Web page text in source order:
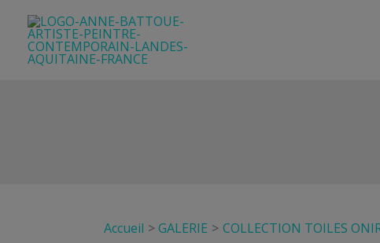
contenu
Accueil GALERIE COLLECTION TOILES